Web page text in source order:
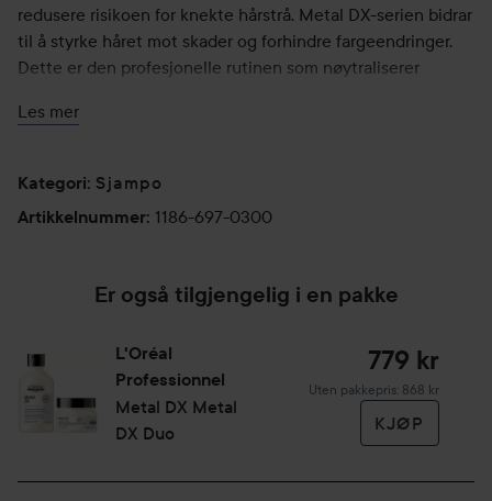
redusere risikoen for knekte hårstrå. Metal DX-serien bidrar
til å styrke håret mot skader og forhindre fargeendringer.
Dette er den profesjonelle rutinen som nøytraliserer
Metal DX-serien er utviklet i samarbeid med profesjonelle
Fordeler:
• Gir 2x mer glans.*
• Beriket med glicoamine og ionene for å nøytralisere
• Bidrar til at hårfargen varer lengre.*
• Anbefales etter alle typer profesjonell hårfarging og
bleking.
• En profesjonell shampoo som inngår i en komplett
Les mer
Kategori: Sjampo
Artikkelnummer: 1186-697-0300
Er også tilgjengelig i en pakke
L'Oréal
Professionnel
Metal DX Metal
DX Duo
779 kr
Uten pakkepris: 868 kr
KJØP